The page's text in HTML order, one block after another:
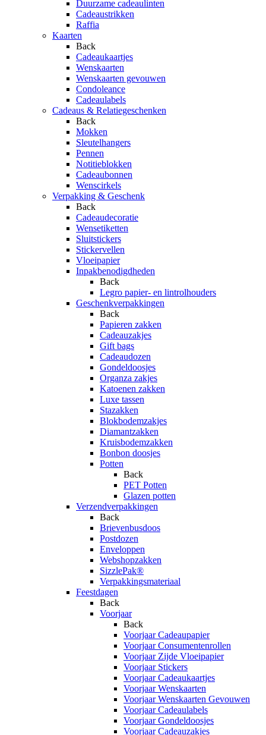
Duurzame cadeaulinten
Cadeaustrikken
Raffia
Kaarten
Back
Cadeaukaartjes
Wenskaarten
Wenskaarten gevouwen
Condoleance
Cadeaulabels
Cadeaus & Relatiegeschenken
Back
Mokken
Sleutelhangers
Pennen
Notitieblokken
Cadeaubonnen
Wenscirkels
Verpakking & Geschenk
Back
Cadeaudecoratie
Wensetiketten
Sluitstickers
Stickervellen
Vloeipapier
Inpakbenodigdheden
Back
Legro papier- en lintrolhouders
Geschenkverpakkingen
Back
Papieren zakken
Cadeauzakjes
Gift bags
Cadeaudozen
Gondeldoosjes
Organza zakjes
Katoenen zakken
Luxe tassen
Stazakken
Blokbodemzakjes
Diamantzakken
Kruisbodemzakken
Bonbon doosjes
Potten
Back
PET Potten
Glazen potten
Verzendverpakkingen
Back
Brievenbusdoos
Postdozen
Enveloppen
Webshopzakken
SizzlePak®
Verpakkingsmateriaal
Feestdagen
Back
Voorjaar
Back
Voorjaar Cadeaupapier
Voorjaar Consumentenrollen
Voorjaar Zijde Vloeipapier
Voorjaar Stickers
Voorjaar Cadeaukaartjes
Voorjaar Wenskaarten
Voorjaar Wenskaarten Gevouwen
Voorjaar Cadeaulabels
Voorjaar Gondeldoosjes
Voorjaar Cadeauzakjes